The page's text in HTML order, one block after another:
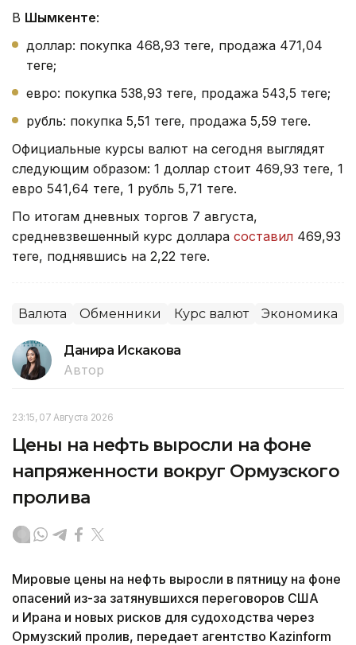
В Шымкенте:
доллар: покупка 468,93 теңге, продажа 471,04
теңге;
евро: покупка 538,93 теңге, продажа 543,5 теңге;
рубль: покупка 5,51 теңге, продажа 5,59 теңге.
Официальные курсы валют на сегодня выглядят
следующим образом: 1 доллар стоит 469,93 теңге, 1
евро 541,64 теңге, 1 рубль 5,71 теңге.
По итогам дневных торгов 7 августа,
средневзвешенный курс доллара составил 469,93
теңге, поднявшись на 2,22 теңге.
Валюта Обменники Курс валют Экономика
Данира Искакова
Автор
23:15, 07 Августа 2026
Цены на нефть выросли на фоне
напряженности вокруг Ормузского
пролива
Мировые цены на нефть выросли в пятницу на фоне
опасений из-за затянувшихся переговоров США
и Ирана и новых рисков для судоходства через
Ормузский пролив, передает агентство Kazinform